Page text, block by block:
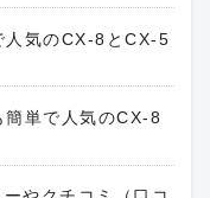
人気のCX-8とCX-5
簡単で人気のCX-8